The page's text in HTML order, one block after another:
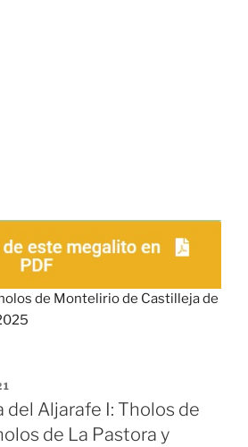
de Montelirio de Castilleja de
del Aljarafe I: Tholos de
de La Pastora y